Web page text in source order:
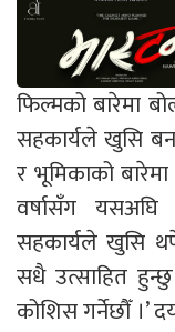
फिल्मको बारेमा
सहकार्यले खुसि
र भूमिकाको
वर्षासँग
सहकार्यले खुसि
सधै उत्साहित
कोशिस गर्नेछौँ ।’